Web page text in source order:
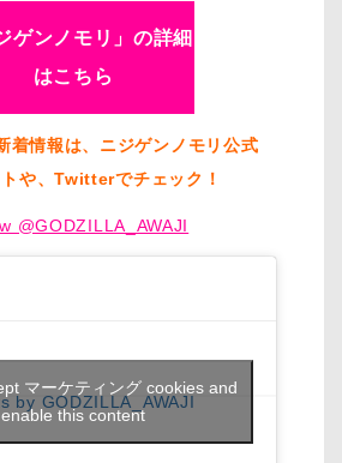
ゲンノモリ」の詳細
はこちら
着情報は、ニジゲンノモリ公式
や、Twitterでチェック！
@GODZILLA_AWAJI
by GODZILLA_AWAJI
マーケティング cookies and
enable this content